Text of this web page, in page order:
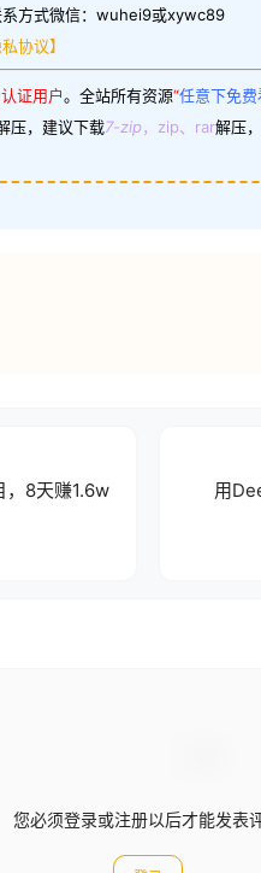
系方式微信：wuhei9或xywc89
协议】
认证用户。 全站所有资源“任意下免费
压，建议下载7-zip，zip、rar解压
，8天赚1.6w
用
您必须登录或注册以后才能发表